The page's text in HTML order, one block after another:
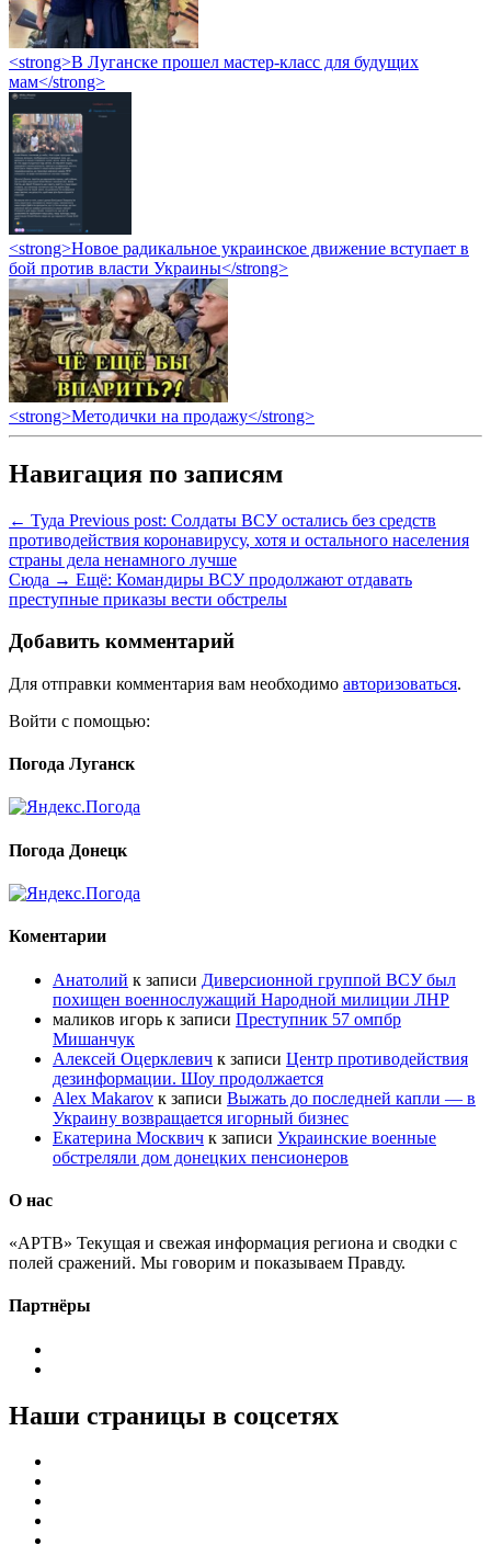
<strong>В Луганске прошел мастер-класс для будущих
мам</strong>
<strong>Новое радикальное украинское движение вступает в
бой против власти Украины</strong>
<strong>Методички на продажу</strong>
Навигация по записям
← Туда Previous post: Солдаты ВСУ остались без средств
противодействия коронавирусу, хотя и остального населения
страны дела ненамного лучше
Сюда → Ещё: Командиры ВСУ продолжают отдавать
преступные приказы вести обстрелы
Добавить комментарий
Для отправки комментария вам необходимо авторизоваться.
Войти с помощью:
Погода Луганск
Погода Донецк
Коментарии
Анатолий к записи Диверсионной группой ВСУ был
похищен военнослужащий Народной милиции ЛНР
маликов игорь к записи Преступник 57 омпбр
Мишанчук
Алексей Оцерклевич к записи Центр противодействия
дезинформации. Шоу продолжается
Alex Makarov к записи Выжать до последней капли — в
Украину возвращается игорный бизнес
Екатерина Москвич к записи Украинские военные
обстреляли дом донецких пенсионеров
О нас
«АРТВ» Текущая и свежая информация региона и сводки с
полей сражений. Мы говорим и показываем Правду.
Партнёры
Наши страницы в соцсетях